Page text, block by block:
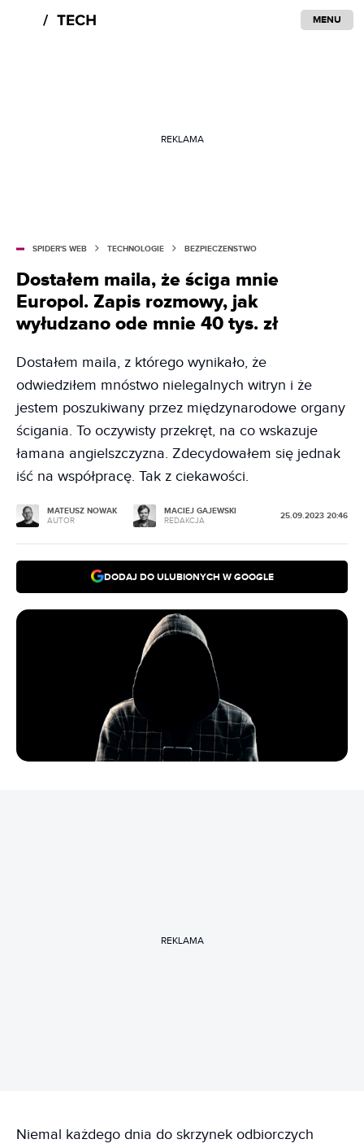
MENU
REKLAMA
SPIDER'S WEB TECHNOLOGIE BEZPIECZEŃSTWO
Dostałem maila, że ściga mnie
Europol. Zapis rozmowy, jak
wyłudzano ode mnie 40 tys. zł
Dostałem maila, z którego wynikało, że
odwiedziłem mnóstwo nielegalnych witryn i że
jestem poszukiwany przez międzynarodowe organy
ścigania. To oczywisty przekręt, na co wskazuje
łamana angielszczyzna. Zdecydowałem się jednak
iść na współpracę. Tak z ciekawości.
MATEUSZ NOWAK
AUTOR
MACIEJ GAJEWSKI
REDAKCJA
25.09.2023 20:46
DODAJ DO ULUBIONYCH W GOOGLE
REKLAMA
Niemal każdego dnia do skrzynek odbiorczych